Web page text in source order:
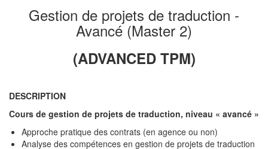
Gestion de projets de traduction -
Avancé (Master 2)
(ADVANCED TPM)
DESCRIPTION
Cours de gestion de projets de traduction, niveau « avancé »
Approche pratique des contrats (en agence ou non)
Analyse des compétences en gestion de projets de traduction